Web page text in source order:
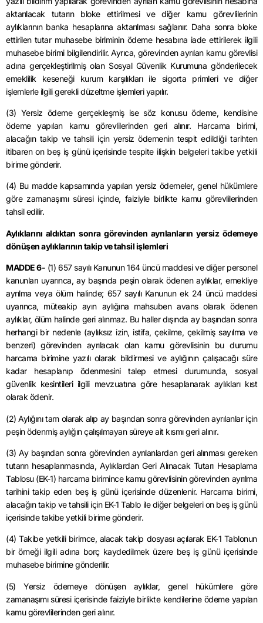
aktarılacak tutarın bloke ettirilmesi ve diğer kamu görevlilerinin
aylıklarının banka hesaplarına aktarılması sağlanır. Daha sonra bloke
ettirilen tutar muhasebe biriminin ödeme hesabına iade ettirilerek ilgili
muhasebe birimi bilgilendirilir. Ayrıca, görevinden ayrılan kamu görevlisi
adına gerçekleştirilmiş olan Sosyal Güvenlik Kurumuna gönderilecek
emeklilik keseneği kurum karşılıkları ile sigorta primleri ve diğer
işlemlerle ilgili gerekli düzeltme işlemleri yapılır.
(3) Yersiz ödeme gerçekleşmiş ise söz konusu ödeme, kendisine
ödeme yapılan kamu görevlilerinden geri alınır. Harcama birimi,
alacağın takip ve tahsili için yersiz ödemenin tespit edildiği tarihten
itibaren on beş iş günü içerisinde tespite ilişkin belgeleri takibe yetkili
birime gönderir.
(4) Bu madde kapsamında yapılan yersiz ödemeler, genel hükümlere
göre zamanaşımı süresi içinde, faiziyle birlikte kamu görevlilerinden
tahsil edilir.
Aylıklarını aldıktan sonra görevinden ayrılanların yersiz ödemeye
dönüşen aylıklarının takip ve tahsil işlemleri
MADDE 6- (1) 657 sayılı Kanunun 164 üncü maddesi ve diğer personel
kanunları uyarınca, ay başında peşin olarak ödenen aylıklar, emekliye
ayrılma veya ölüm halinde; 657 sayılı Kanunun ek 24 üncü maddesi
uyarınca, müteakip ayın aylığına mahsuben avans olarak ödenen
aylıklar, ölüm halinde geri alınmaz. Bu haller dışında ay başından sonra
herhangi bir nedenle (aylıksız izin, istifa, çekilme, çekilmiş sayılma ve
benzeri) görevinden ayrılacak olan kamu görevlisinin bu durumu
harcama birimine yazılı olarak bildirmesi ve aylığının çalışacağı süre
kadar hesaplanıp ödenmesini talep etmesi durumunda, sosyal
güvenlik kesintileri ilgili mevzuatına göre hesaplanarak aylıkları kıst
olarak ödenir.
(2) Aylığını tam olarak alıp ay başından sonra görevinden ayrılanlar için
peşin ödenmiş aylığın çalışılmayan süreye ait kısmı geri alınır.
(3) Ay başından sonra görevinden ayrılanlardan geri alınması gereken
tutarın hesaplanmasında, Aylıklardan Geri Alınacak Tutarı Hesaplama
Tablosu (EK-1) harcama birimince kamu görevlisinin görevinden ayrılma
tarihini takip eden beş iş günü içerisinde düzenlenir. Harcama birimi,
alacağın takip ve tahsili için EK-1 Tablo ile diğer belgeleri on beş iş günü
içerisinde takibe yetkili birime gönderir.
(4) Takibe yetkili birimce, alacak takip dosyası açılarak EK-1 Tablonun
bir örneği ilgili adına borç kaydedilmek üzere beş iş günü içerisinde
muhasebe birimine gönderilir.
(5) Yersiz ödemeye dönüşen aylıklar, genel hükümlere göre
zamanaşımı süresi içerisinde faiziyle birlikte kendilerine ödeme yapılan
kamu görevlilerinden geri alınır.